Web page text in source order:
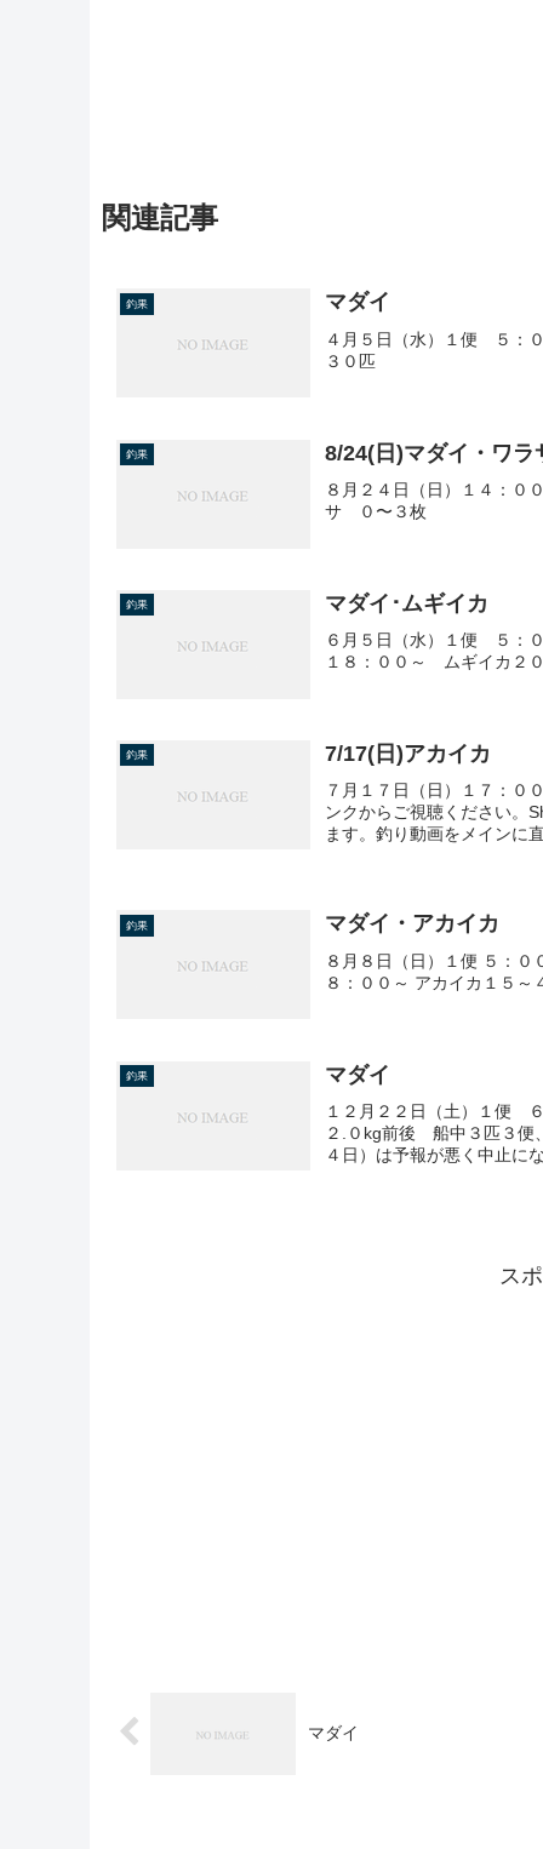
関連記事
釣果 マダイ
４月５日（水）１便 ５：
３０匹
釣果 8/24(日)マダイ・ワラ
８月２４日（日）１４：
サ ０〜３枚
釣果 マダイ･ムギイカ
６月５日（水）１便 ５：
１８：００～ ムギイカ２
釣果 7/17(日)アカイカ
７月１７日（日）１７：０
ンクからご視聴ください。
ます。釣り動画をメインに
釣果 マダイ・アカイカ
８月８日（日）１便 ５：
８：００～ アカイカ１５～
釣果 マダイ
１２月２２日（土）１便
２.０kg前後 船中３匹３便
４日）は予報が悪く中止に
ス
マダイ